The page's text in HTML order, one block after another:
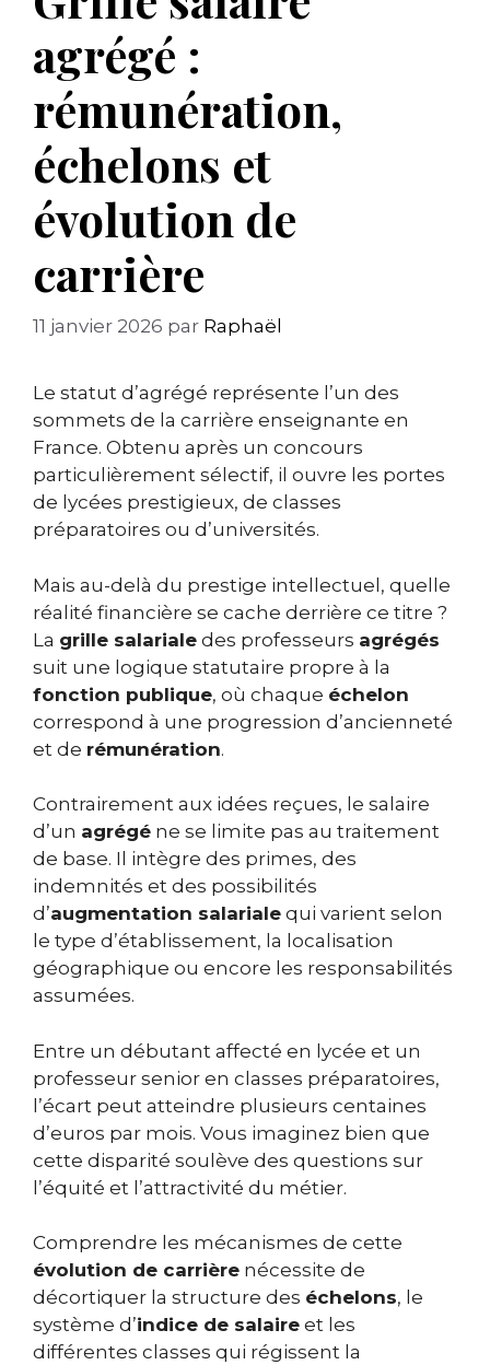
agrégé :
rémunération,
échelons et
évolution de
carrière
11 janvier 2026 par Raphaël
Le statut d’agrégé représente l’un des
sommets de la carrière enseignante en
France. Obtenu après un concours
particulièrement sélectif, il ouvre les portes
de lycées prestigieux, de classes
préparatoires ou d’universités.
Mais au-delà du prestige intellectuel, quelle
réalité financière se cache derrière ce titre ?
La grille salariale des professeurs agrégés
suit une logique statutaire propre à la
fonction publique, où chaque échelon
correspond à une progression d’ancienneté
et de rémunération.
Contrairement aux idées reçues, le salaire
d’un agrégé ne se limite pas au traitement
de base. Il intègre des primes, des
indemnités et des possibilités
d’augmentation salariale qui varient selon
le type d’établissement, la localisation
géographique ou encore les responsabilités
assumées.
Entre un débutant affecté en lycée et un
professeur senior en classes préparatoires,
l’écart peut atteindre plusieurs centaines
d’euros par mois. Vous imaginez bien que
cette disparité soulève des questions sur
l’équité et l’attractivité du métier.
Comprendre les mécanismes de cette
évolution de carrière nécessite de
décortiquer la structure des échelons, le
système d’indice de salaire et les
différentes classes qui régissent la